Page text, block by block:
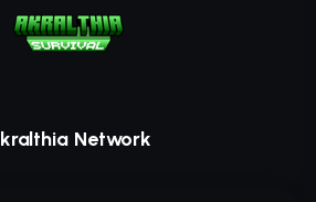
Network